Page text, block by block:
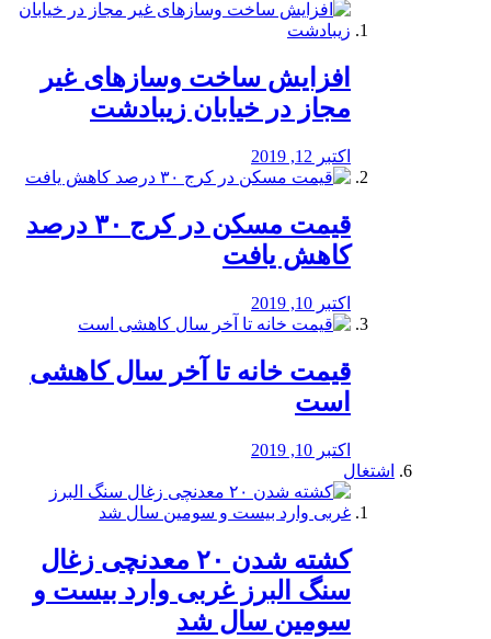
افزایش ساخت وسازهای غیر
مجاز در خیابان زیبادشت
اکتبر 12, 2019
️قیمت مسکن در کرج ۳۰ درصد
کاهش یافت
اکتبر 10, 2019
قیمت خانه تا آخر سال کاهشی
است
اکتبر 10, 2019
اشتغال
کشته شدن ۲۰ معدنچی زغال
سنگ البرز غربی وارد بیست و
سومین سال شد